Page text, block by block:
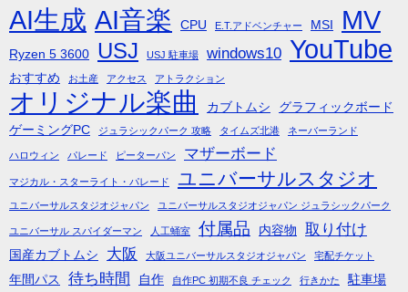
リ
ー
で
絞
り
込
AI生成 AI音楽 CPU E.T.アドベンチャー MSI MV
Ryzen 5 3600 USJ USJ 駐車場 windows10 YouTube
おすすめ お土産 アクセス アトラクション
オリジナル楽曲 カブトムシ
グラフィックボード
ゲーミングPC
ジュラシックパーク 攻略 タイムズ北港 ネーバーランド
ハロウィン パレード ピーターパン マザーボード
マジカル・スターライト・パレード ユニバーサルスタジオ
ユニバーサルスタジオジャパン ユニバーサルスタジオジャパン ジュラシックパーク
ユニバーサル スパイダーマン 人工蛹室 付属品 内容物 取り付け
国産カブトムシ 大阪 大阪ユニバーサルスタジオジャパン 宅配チケット
年間パス 待ち時間 自作 自作PC 初期不良 チェック 行きかた 駐車場